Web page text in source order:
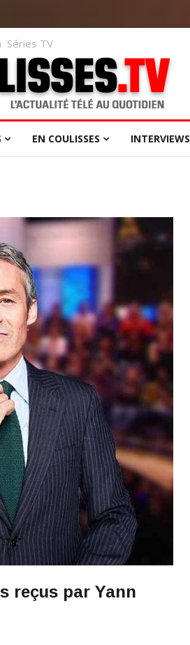
Séries TV
EN COULISSES INTERVIEWS
reçus par Yann